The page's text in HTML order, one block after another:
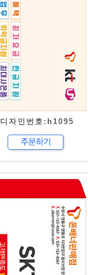
디자인번호:h1095